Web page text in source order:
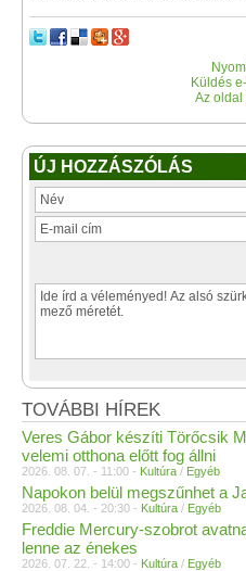
Küldés
Az oldal
ÚJ HOZZÁSZÓLÁS
TOVÁBBI HÍREK
Veres Gábor készíti Törőcsik
velemi otthona előtt fog állni
2026. 08. 07. - 11:00 - Kultúra / Egyéb
Napokon belül megszűnhet a
2026. 08. 04. - 20:30 - Kultúra / Egyéb
Freddie Mercury-szobrot
lenne az énekes
2026. 07. 22. - 14:00 - Kultúra / Egyéb